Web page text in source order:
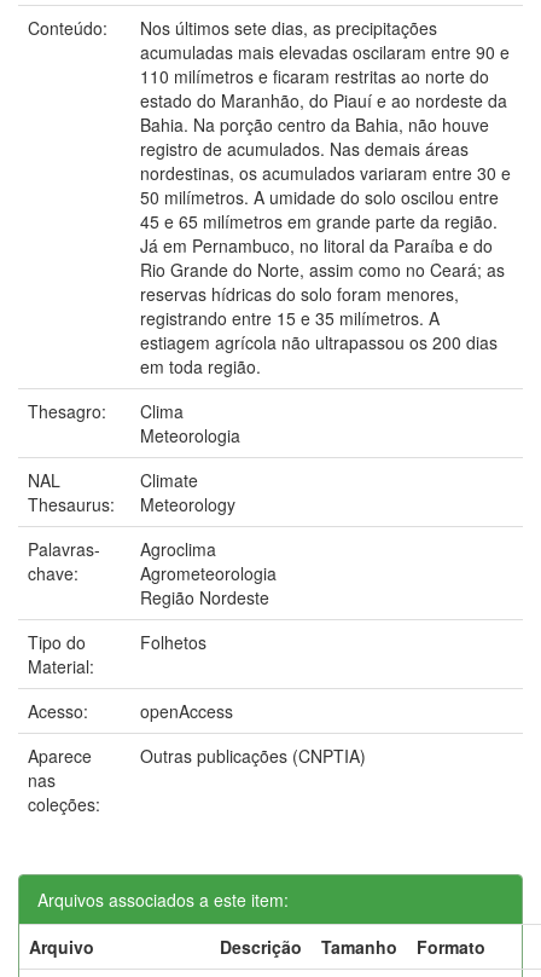
Conteúdo:
Nos últimos sete dias, as precipitações
acumuladas mais elevadas oscilaram entre 90 e
110 milímetros e ficaram restritas ao norte do
estado do Maranhão, do Piauí e ao nordeste da
Bahia. Na porção centro da Bahia, não houve
registro de acumulados. Nas demais áreas
nordestinas, os acumulados variaram entre 30 e
50 milímetros. A umidade do solo oscilou entre
45 e 65 milímetros em grande parte da região.
Já em Pernambuco, no litoral da Paraíba e do
Rio Grande do Norte, assim como no Ceará; as
reservas hídricas do solo foram menores,
registrando entre 15 e 35 milímetros. A
estiagem agrícola não ultrapassou os 200 dias
em toda região.
Thesagro:
Clima
Meteorologia
NAL
Thesaurus:
Climate
Meteorology
Palavras-
chave:
Agroclima
Agrometeorologia
Região Nordeste
Tipo do
Material:
Folhetos
Acesso:
openAccess
Aparece
nas
coleções:
Outras publicações (CNPTIA)
Arquivos associados a este item:
Arquivo
Descrição Tamanho
Formato